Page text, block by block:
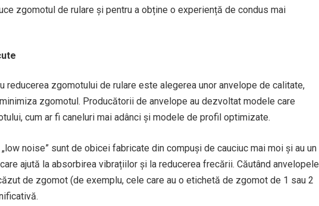
zgomotul de rulare și pentru a obține o experiență de condus mai
reducerea zgomotului de rulare este alegerea unor anvelope de calitate,
zgomotul. Producătorii de anvelope au dezvoltat modele care
cum ar fi caneluri mai adânci și modele de profil optimizate.
noise” sunt de obicei fabricate din compuși de cauciuc mai moi și au un
ajută la absorbirea vibrațiilor și la reducerea frecării. Căutând anvelopele
de zgomot (de exemplu, cele care au o etichetă de zgomot de 1 sau 2